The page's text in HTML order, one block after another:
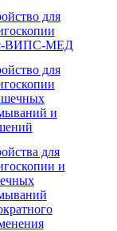
для
ВИПС-МЕД
для
и
для
и